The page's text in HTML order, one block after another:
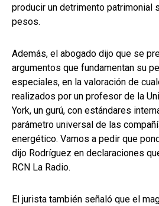
producir un detrimento patrimonial
pesos.
Además, el abogado dijo que se
argumentos que fundamentan su
especiales, en la valoración de
realizados por un profesor de la
York, un gurú, con estándares
parámetro universal de las
energético. Vamos a pedir que
dijo Rodríguez en declaraciones
RCN La Radio.
El jurista también señaló que el